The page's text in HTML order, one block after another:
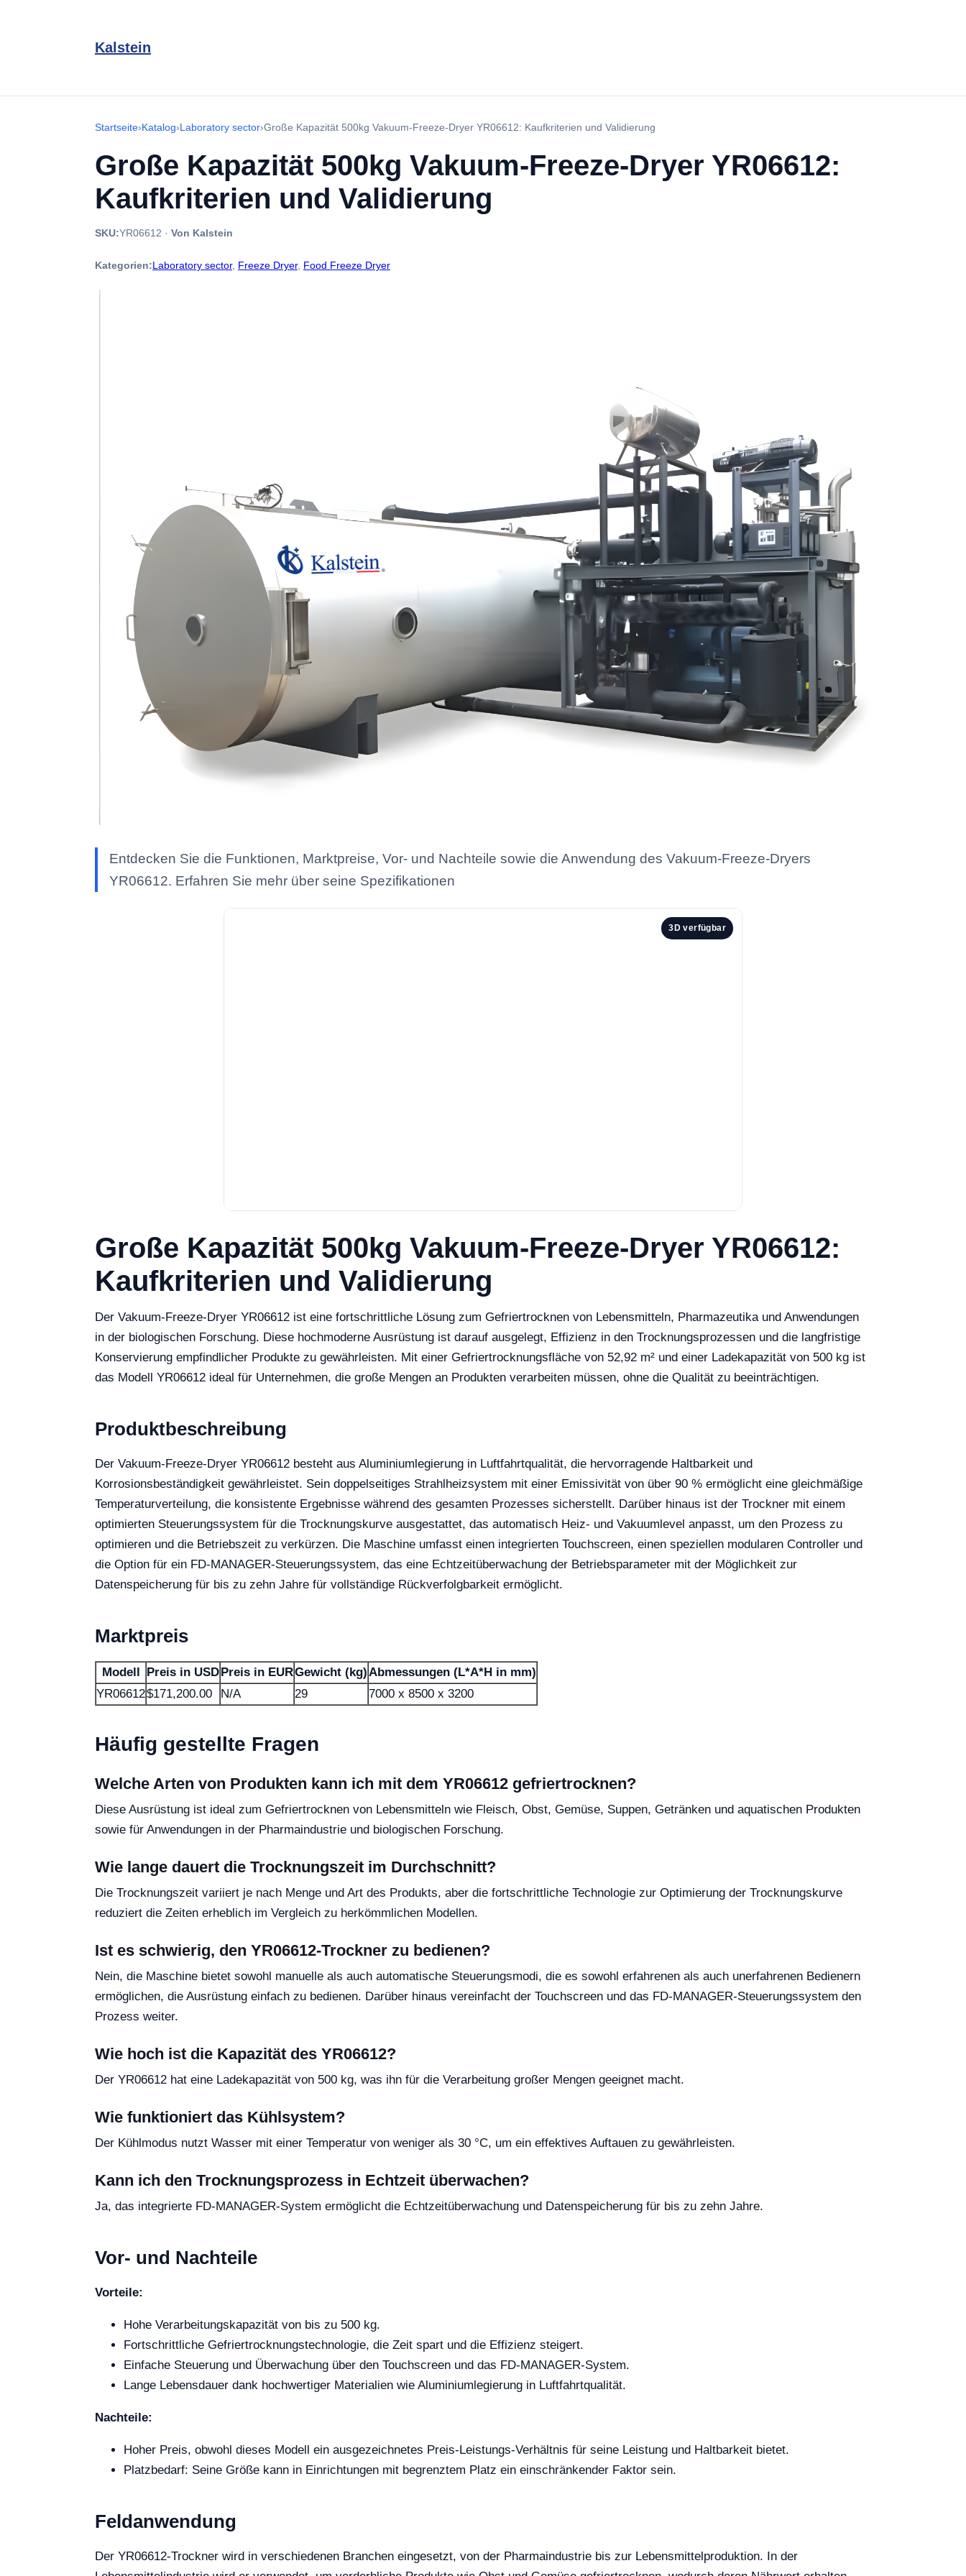
Kalstein
Startseite›Katalog›Laboratory sector›Große Kapazität 500kg Vakuum-Freeze-Dryer YR06612: Kaufkriterien und Validierung
Große Kapazität 500kg Vakuum-Freeze-Dryer YR06612:
Kaufkriterien und Validierung
SKU:YR06612 · Von Kalstein
Kategorien:Laboratory sector, Freeze Dryer, Food Freeze Dryer
Entdecken Sie die Funktionen, Marktpreise, Vor- und Nachteile sowie die Anwendung des Vakuum-Freeze-Dryers
YR06612. Erfahren Sie mehr über seine Spezifikationen
3D verfügbar
Große Kapazität 500kg Vakuum-Freeze-Dryer YR06612:
Kaufkriterien und Validierung
Der Vakuum-Freeze-Dryer YR06612 ist eine fortschrittliche Lösung zum Gefriertrocknen von Lebensmitteln, Pharmazeutika und Anwendungen
in der biologischen Forschung. Diese hochmoderne Ausrüstung ist darauf ausgelegt, Effizienz in den Trocknungsprozessen und die langfristige
Konservierung empfindlicher Produkte zu gewährleisten. Mit einer Gefriertrocknungsfläche von 52,92 m² und einer Ladekapazität von 500 kg ist
das Modell YR06612 ideal für Unternehmen, die große Mengen an Produkten verarbeiten müssen, ohne die Qualität zu beeinträchtigen.
Produktbeschreibung
Der Vakuum-Freeze-Dryer YR06612 besteht aus Aluminiumlegierung in Luftfahrtqualität, die hervorragende Haltbarkeit und
Korrosionsbeständigkeit gewährleistet. Sein doppelseitiges Strahlheizsystem mit einer Emissivität von über 90 % ermöglicht eine gleichmäßige
Temperaturverteilung, die konsistente Ergebnisse während des gesamten Prozesses sicherstellt. Darüber hinaus ist der Trockner mit einem
optimierten Steuerungssystem für die Trocknungskurve ausgestattet, das automatisch Heiz- und Vakuumlevel anpasst, um den Prozess zu
optimieren und die Betriebszeit zu verkürzen. Die Maschine umfasst einen integrierten Touchscreen, einen speziellen modularen Controller und
die Option für ein FD-MANAGER-Steuerungssystem, das eine Echtzeitüberwachung der Betriebsparameter mit der Möglichkeit zur
Datenspeicherung für bis zu zehn Jahre für vollständige Rückverfolgbarkeit ermöglicht.
Marktpreis
Modell Preis in USDPreis in EURGewicht (kg) Abmessungen (L*A*H in mm)
YR06612$171,200.00 N/A 29 7000 x 8500 x 3200
Häufig gestellte Fragen
Welche Arten von Produkten kann ich mit dem YR06612 gefriertrocknen?
Diese Ausrüstung ist ideal zum Gefriertrocknen von Lebensmitteln wie Fleisch, Obst, Gemüse, Suppen, Getränken und aquatischen Produkten
sowie für Anwendungen in der Pharmaindustrie und biologischen Forschung.
Wie lange dauert die Trocknungszeit im Durchschnitt?
Die Trocknungszeit variiert je nach Menge und Art des Produkts, aber die fortschrittliche Technologie zur Optimierung der Trocknungskurve
reduziert die Zeiten erheblich im Vergleich zu herkömmlichen Modellen.
Ist es schwierig, den YR06612-Trockner zu bedienen?
Nein, die Maschine bietet sowohl manuelle als auch automatische Steuerungsmodi, die es sowohl erfahrenen als auch unerfahrenen Bedienern
ermöglichen, die Ausrüstung einfach zu bedienen. Darüber hinaus vereinfacht der Touchscreen und das FD-MANAGER-Steuerungssystem den
Prozess weiter.
Wie hoch ist die Kapazität des YR06612?
Der YR06612 hat eine Ladekapazität von 500 kg, was ihn für die Verarbeitung großer Mengen geeignet macht.
Wie funktioniert das Kühlsystem?
Der Kühlmodus nutzt Wasser mit einer Temperatur von weniger als 30 °C, um ein effektives Auftauen zu gewährleisten.
Kann ich den Trocknungsprozess in Echtzeit überwachen?
Ja, das integrierte FD-MANAGER-System ermöglicht die Echtzeitüberwachung und Datenspeicherung für bis zu zehn Jahre.
Vor- und Nachteile
Vorteile:
Hohe Verarbeitungskapazität von bis zu 500 kg.
Fortschrittliche Gefriertrocknungstechnologie, die Zeit spart und die Effizienz steigert.
Einfache Steuerung und Überwachung über den Touchscreen und das FD-MANAGER-System.
Lange Lebensdauer dank hochwertiger Materialien wie Aluminiumlegierung in Luftfahrtqualität.
Nachteile:
Hoher Preis, obwohl dieses Modell ein ausgezeichnetes Preis-Leistungs-Verhältnis für seine Leistung und Haltbarkeit bietet.
Platzbedarf: Seine Größe kann in Einrichtungen mit begrenztem Platz ein einschränkender Faktor sein.
Feldanwendung
Der YR06612-Trockner wird in verschiedenen Branchen eingesetzt, von der Pharmaindustrie bis zur Lebensmittelproduktion. In der